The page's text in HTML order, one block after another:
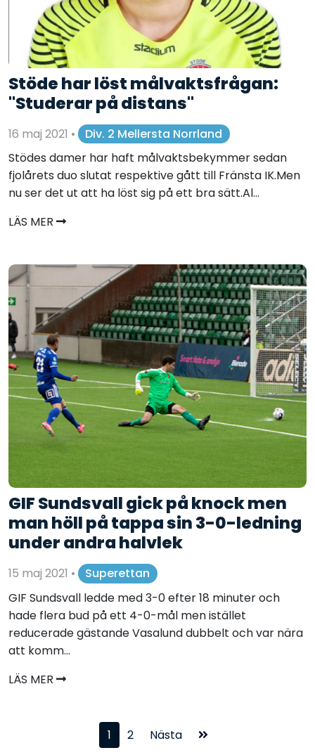
Stöde har löst målvaktsfrågan:
"Studerar på distans"
16 maj 2021 •
Div. 2 Mellersta Norrland
Stödes damer har haft målvaktsbekymmer sedan
fjolårets duo slutat respektive gått till Fränsta IK.Men
nu ser det ut att ha löst sig på ett bra sätt.Al...
LÄS MER
GIF Sundsvall gick på knock men
man höll på tappa sin 3-0-ledning
under andra halvlek
15 maj 2021 •
Superettan
GIF Sundsvall ledde med 3-0 efter 18 minuter och
hade flera bud på ett 4-0-mål men istället
reducerade gästande Vasalund dubbelt och var nära
att komm...
LÄS MER
1 2 Nästa